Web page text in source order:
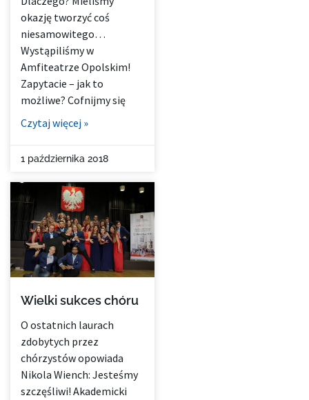
okazję tworzyć coś
niesamowitego…
Wystąpiliśmy w
Amfiteatrze Opolskim!
Zapytacie – jak to
możliwe? Cofnijmy się
Czytaj więcej »
1 października 2018
Wielki sukces chóru
O ostatnich laurach
zdobytych przez
chórzystów opowiada
Nikola Wiench: Jesteśmy
szczęśliwi! Akademicki